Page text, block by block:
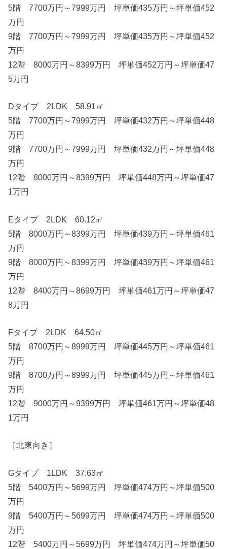
5階 7700万円～7999万円 坪単価435万円～坪単価452
万円
9階 7700万円～7999万円 坪単価435万円～坪単価452
万円
12階 8000万円～8399万円 坪単価452万円～坪単価47
5万円
Dタイプ 2LDK 58.91㎡
5階 7700万円～7999万円 坪単価432万円～坪単価448
万円
9階 7700万円～7999万円 坪単価432万円～坪単価448
万円
12階 8000万円～8399万円 坪単価448万円～坪単価47
1万円
Eタイプ 2LDK 60.12㎡
5階 8000万円～8399万円 坪単価439万円～坪単価461
万円
9階 8000万円～8399万円 坪単価439万円～坪単価461
万円
12階 8400万円～8699万円 坪単価461万円～坪単価47
8万円
Fタイプ 2LDK 64.50㎡
5階 8700万円～8999万円 坪単価445万円～坪単価461
万円
9階 8700万円～8999万円 坪単価445万円～坪単価461
万円
12階 9000万円～9399万円 坪単価461万円～坪単価48
1万円
［北東向き］
Gタイプ 1LDK 37.63㎡
5階 5400万円～5699万円 坪単価474万円～坪単価500
万円
9階 5400万円～5699万円 坪単価474万円～坪単価500
万円
12階 5400万円～5699万円 坪単価474万円～坪単価50